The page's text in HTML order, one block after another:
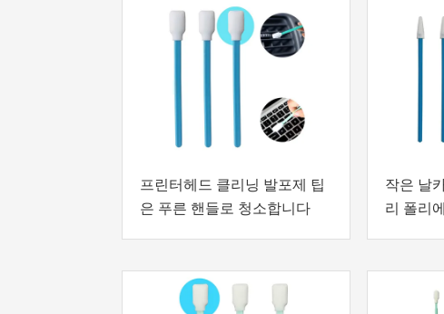
프린터헤드 클리닝 발포제 팁
은 푸른 핸들로 청소합니다
작은 날
리 폴리